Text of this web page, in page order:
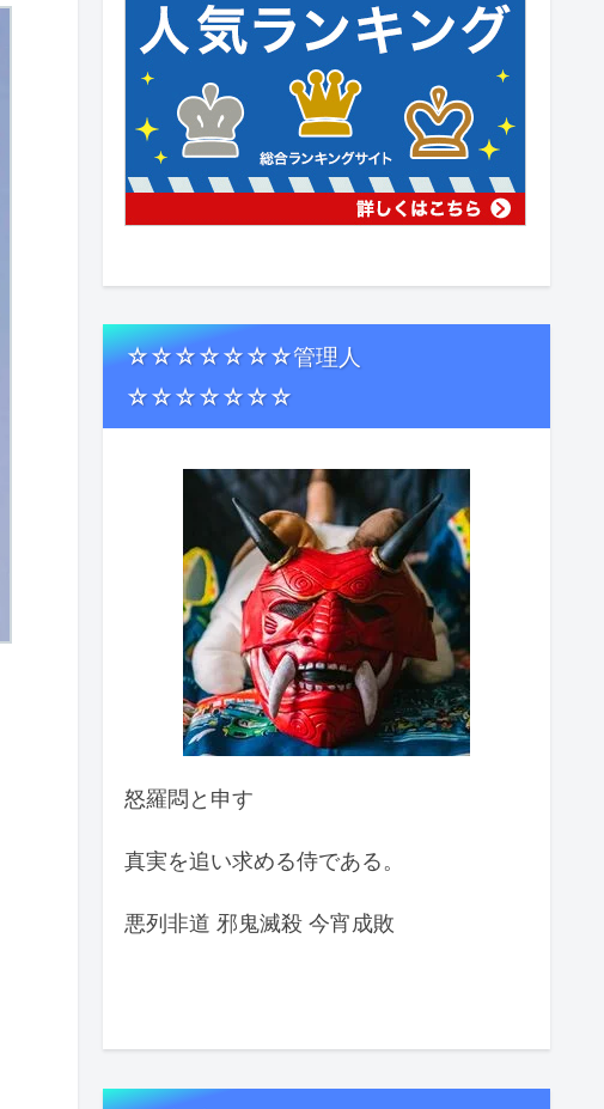
☆☆☆☆☆☆☆管理人
☆☆☆☆☆☆☆
怒羅悶と申す
真実を追い求める侍である。
悪列非道 邪鬼滅殺 今宵成敗